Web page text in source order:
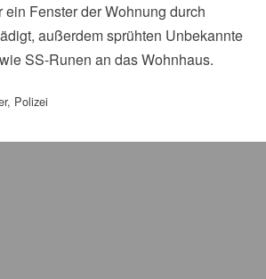
Fenster der Wohnung durch
außerdem sprühten Unbekannte
SS-Runen an das Wohnhaus.
Polizei